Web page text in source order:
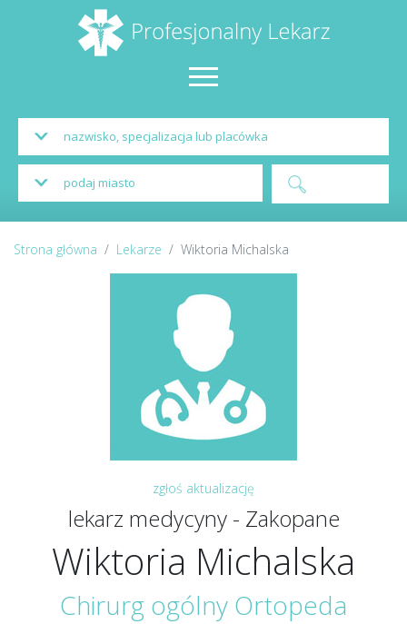
Strona główna Lekarze Wiktoria Michalska
zgłoś aktualizację
lekarz medycyny - Zakopane
Wiktoria Michalska
Chirurg ogólny Ortopeda